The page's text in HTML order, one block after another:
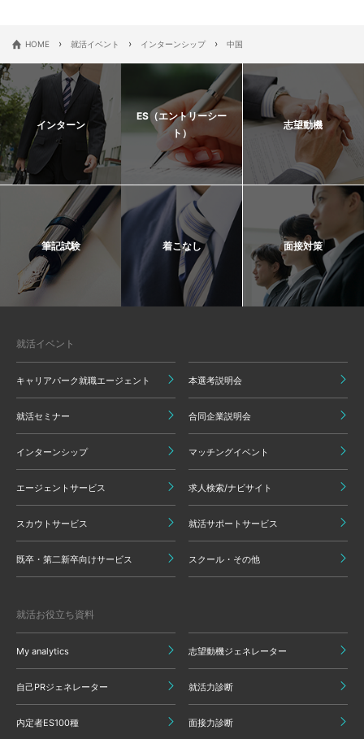
HOME › 就活イベント › インターンシップ › 中国
インターン
ES（エントリーシー
ト）
志望動機
筆記試験 着こなし 面接対策
就活イベント
キャリアパーク就職エージェント 本選考説明会
就活セミナー 合同企業説明会
インターンシップ マッチングイベント
エージェントサービス 求人検索/ナビサイト
スカウトサービス 就活サポートサービス
既卒・第二新卒向けサービス スクール・その他
就活お役立ち資料
My analytics 志望動機ジェネレーター
自己PRジェネレーター 就活力診断
内定者ES100種 面接力診断